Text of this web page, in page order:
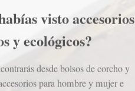
visto accesorios
y ecológicos?
desde bolsos de corcho y
para hombre y mujer e